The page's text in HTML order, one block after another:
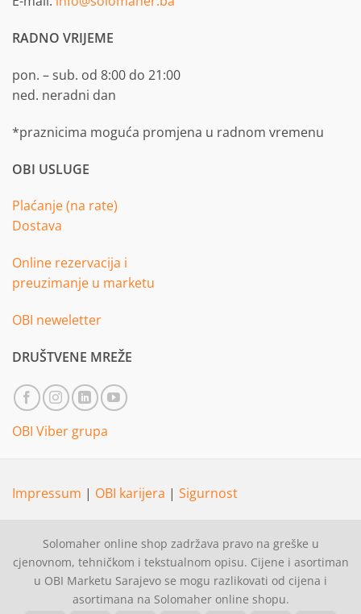
RADNO VRIJEME
pon. – sub. od 8:00 do 21:00
ned. neradni dan
*praznicima moguća promjena u radnom vremenu
OBI USLUGE
Plaćanje (na rate)
Dostava
Online rezervacija i
preuzimanje u marketu
OBI neweletter
DRUŠTVENE MREŽE
OBI Viber grupa
Impressum | OBI karijera | Sigurnost
Solomaher online shop zadržava pravo na greške u
cjenovnom, tehničkom i tekstualnom opisu. Cijene i asortiman
u OBI Marketu Sarajevo se mogu razlikovati od cijena i
asortimana na Solomaher online shopu.